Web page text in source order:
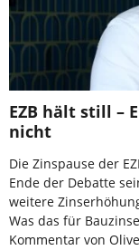
EZB hält still –
nicht
Die Zinspause der
Ende der Debatte
weitere
Was das für
Kommentar von